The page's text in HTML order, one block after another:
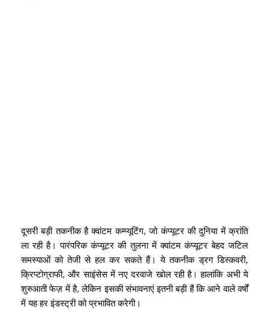
दूसरी बड़ी तकनीक है क्वांटम कम्प्यूटिंग, जो कंप्यूटर की दुनिया में क्रांति
ला रही है। पारंपरिक कंप्यूटर की तुलना में क्वांटम कंप्यूटर बेहद जटिल
समस्याओं को तेजी से हल कर सकते हैं। ये तकनीक ड्रग डिस्कवरी,
क्रिप्टोग्राफी, और साइंसेस में नए दरवाजे खोल रही है। हालांकि अभी ये
शुरुआती फेज़ में है, लेकिन इसकी संभावनाएं इतनी बड़ी हैं कि आने वाले वर्षों
में यह हर इंडस्ट्री को प्रभावित करेगी।